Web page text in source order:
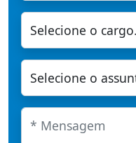
Cargo
Assunto
Mensagem